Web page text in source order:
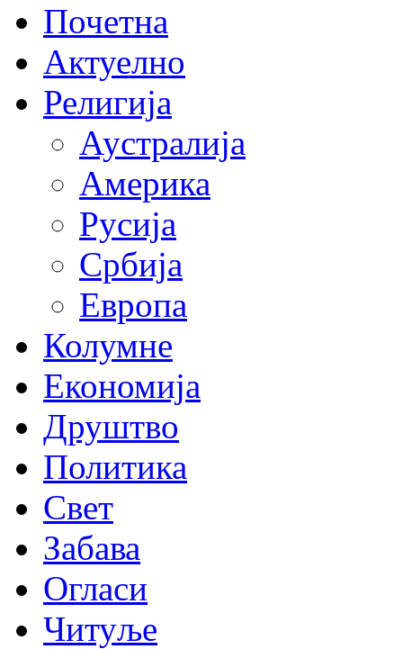
Почетна
Актуелно
Религија
Аустралија
Америка
Русија
Србија
Европа
Колумне
Економија
Друштво
Политика
Свет
Забава
Огласи
Читуље